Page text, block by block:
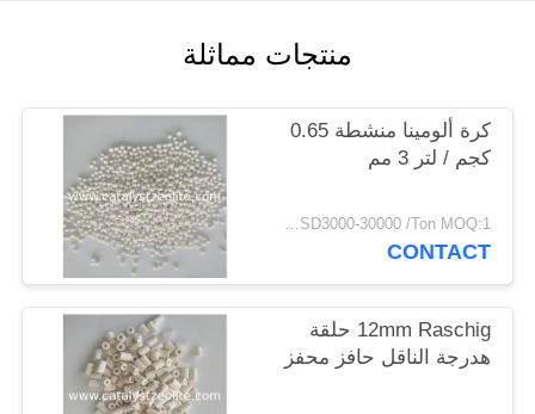
منتجات مماثلة
كرة ألومينا منشطة 0.65
كجم / لتر 3 مم
USD3000-30000 /Ton MOQ:1 كغم
CONTACT
12mm Raschig حلقة
هدرجة الناقل حافز محفز